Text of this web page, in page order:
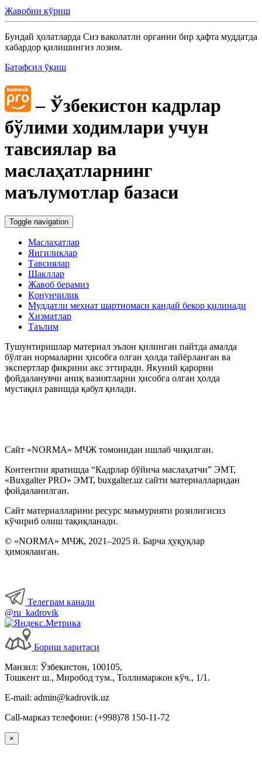
Жавобни кўриш
Бундай ҳолатларда Сиз ваколатли органни бир ҳафта муддатда
хабардор қилишингиз лозим.
Батафсил ўқиш
– Ўзбекистон кадрлар
бўлими ходимлари учун
тавсиялар ва
маслаҳатларнинг
маълумотлар базаси
Toggle navigation
Маслаҳатлар
Янгиликлар
Тавсиялар
Шакллар
Жавоб берамиз
Қонунчилик
Муддатли меҳнат шартномаси қандай бекор қилинади
Хизматлар
Таълим
Тушунтиришлар материал эълон қилинган пайтда амалда
бўлган нормаларни ҳисобга олган ҳолда тайёрланган ва
экспертлар фикрини акс эттиради. Якуний қарорни
фойдаланувчи аниқ вазиятларни ҳисобга олган ҳолда
мустақил равишда қабул қилади.
Сайт «NORMA» МЧЖ томонидан ишлаб чиқилган.
Контентни яратишда “Кадрлар бўйича маслаҳатчи” ЭМТ,
«Buxgalter PRO» ЭМТ, buxgalter.uz сайти материалларидан
фойдаланилган.
Сайт материалларини ресурс маъмурияти розилигисиз
кўчириб олиш тақиқланади.
© «NORMA» МЧЖ, 2021–2025 й. Барча ҳуқуқлар
ҳимояланган.
Телеграм канали
@ru_kadrovik
Бориш харитаси
Манзил: Ўзбекистон, 100105,
Тошкент ш., Миробод тум., Толлимаржон кўч., 1/1.
E-mail: admin@kadrovik.uz
Call-марказ телефони: (+998)78 150-11-72
×